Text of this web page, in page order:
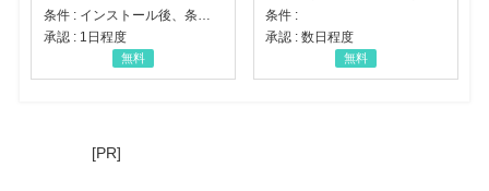
承認 : 1日程度
無料
条件 :
承認 : 数日程度
無料
[PR]